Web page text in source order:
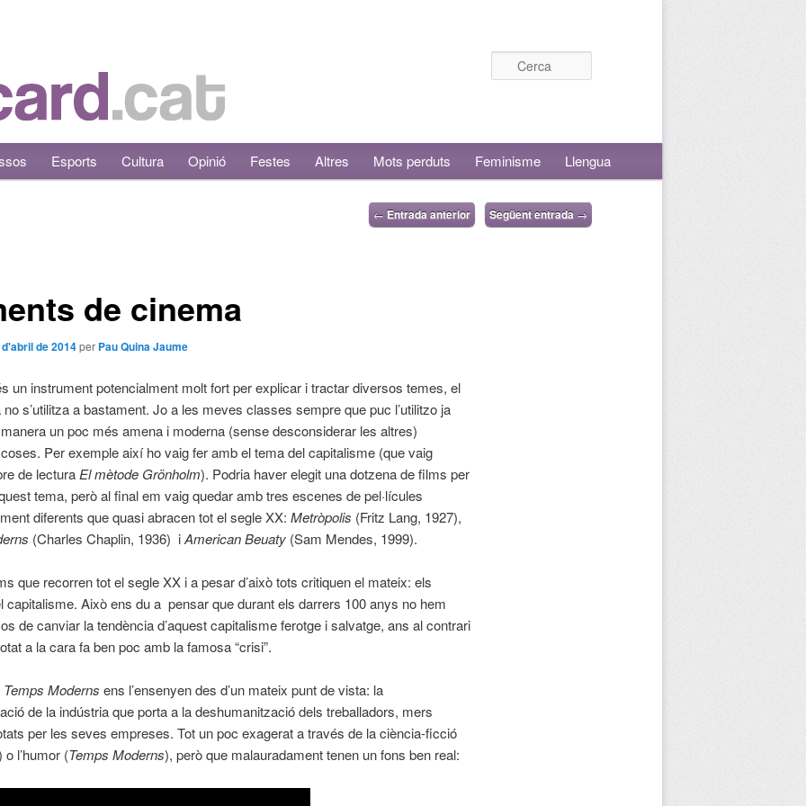
Esports Cultura Opinió Festes Altres Mots perduts Feminisme Llengua
← Entrada anterior Següent entrada →
de cinema
de 2014per Pau Quina Jaume
un instrument potencialment molt fort per explicar i tractar diversos temes, el
s’utilitza a bastament. Jo a les meves classes sempre que puc l’utilitzo ja
un poc més amena i moderna (sense desconsiderar les altres)
coses. Per exemple així ho vaig fer amb el tema del capitalisme (que vaig
de lectura El mètode Grönholm). Podria haver elegit una dotzena de films per
tema, però al final em vaig quedar amb tres escenes de pel·lícules
diferents que quasi abracen tot el segle XX: Metròpolis (Fritz Lang, 1927),
(Charles Chaplin, 1936) iAmerican Beuaty(Sam Mendes, 1999).
que recorren tot el segle XX i a pesar d’això tots critiquen el mateix: els
capitalisme. Això ens du a pensar que durant els darrers 100 anys no hem
de canviar la tendència d’aquest capitalisme ferotge i salvatge, ans al contrari
a la cara fa ben poc amb la famosa “crisi”.
Temps Moderns ens l’ensenyen des d’un mateix punt de vista: la
de la indústria que porta a la deshumanització dels treballadors, mers
per les seves empreses. Tot un poc exagerat a través de la ciència-ficció
o l’humor (Temps Moderns), però que malauradament tenen un fons ben real: